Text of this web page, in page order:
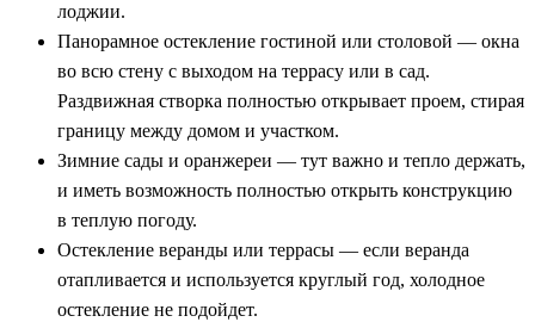
лоджии.
Панорамное остекление гостиной или столовой — окна
во всю стену с выходом на террасу или в сад.
Раздвижная створка полностью открывает проем, стирая
границу между домом и участком.
Зимние сады и оранжереи — тут важно и тепло держать,
и иметь возможность полностью открыть конструкцию
в теплую погоду.
Остекление веранды или террасы — если веранда
отапливается и используется круглый год, холодное
остекление не подойдет.